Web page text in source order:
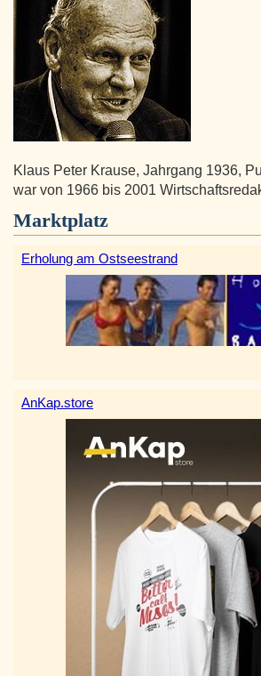
Klaus Peter Krause, Jahrgang 1936,
war von 1966 bis 2001
Marktplatz
Erholung am Ostseestrand
AnKap.store